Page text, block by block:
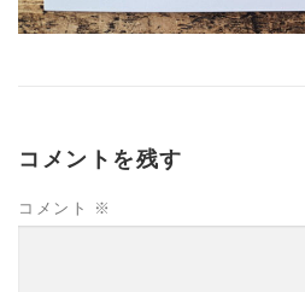
コメントを残す
コメント ※